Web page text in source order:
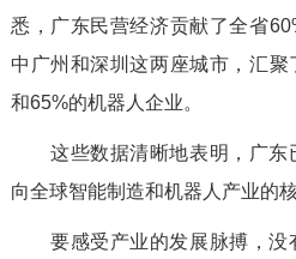
悉，广东民营经济贡献了全省
中广州和深圳这两座城市，汇
和65%的机器人企业。
这些数据清晰地表明，广
向全球智能制造和机器人产业的
要感受产业的发展脉搏，